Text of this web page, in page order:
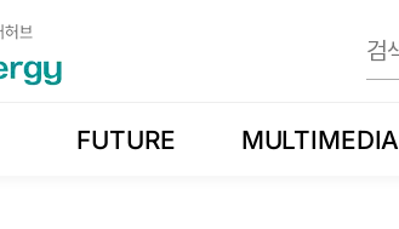
FUTURE MULTIMEDIA